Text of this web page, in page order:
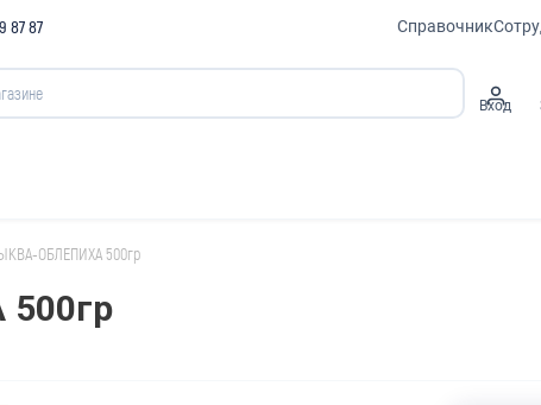
87 87 Справочник
Вход
ОБЛЕПИХА 500гр